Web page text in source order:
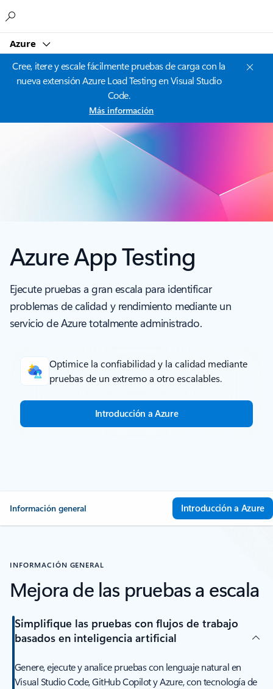
Azure
Cree, itere y escale fácilmente pruebas de carga con la
nueva extensión Azure Load Testing en Visual Studio
Code.
Más información
Azure App Testing
Ejecute pruebas a gran escala para identificar
problemas de calidad y rendimiento mediante un
servicio de Azure totalmente administrado.
Optimice la confiabilidad y la calidad mediante
pruebas de un extremo a otro escalables.
Introducción a Azure
Información general Introducción a Azure
INFORMACIÓN GENERAL
Mejora de las pruebas a escala
Simplifique las pruebas con flujos de trabajo
basados en inteligencia artificial
Genere, ejecute y analice pruebas con lenguaje natural en
Visual Studio Code, GitHub Copilot y Azure, con tecnología de